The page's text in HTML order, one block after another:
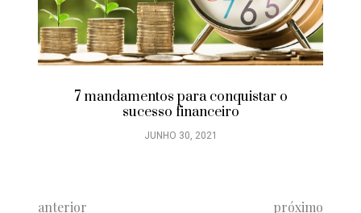
7 mandamentos para conquistar o
sucesso financeiro
JUNHO 30, 2021
anterior próximo